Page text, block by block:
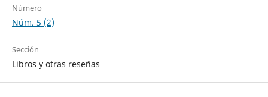
Número
Núm. 5 (2)
Sección
Libros y otras reseñas